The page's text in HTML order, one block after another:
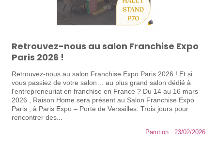
Retrouvez-nous au salon Franchise Expo
Paris 2026 !
Retrouvez-nous au salon Franchise Expo Paris 2026 ! Et si
vous passiez de votre salon… au plus grand salon dédié à
l'entrepreneuriat en franchise en France ? Du 14 au 16 mars
2026 , Raison Home sera présent au Salon Franchise Expo
Paris , à Paris Expo – Porte de Versailles. Trois jours pour
rencontrer des...
Parution : 23/02/2026